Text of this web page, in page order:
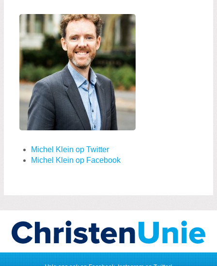
Michel Klein op Twitter
Michel Klein op Facebook